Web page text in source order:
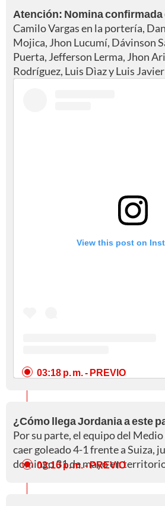
Atención: Nomina
Camilo Vargas en la portería,
Mojica, Jhon Lucumí, Dávinson
Puerta, Jefferson Lerma, Jhon
Rodríguez, Luis Dìaz y Luis
View this post on
03:18 p. m.- PREVIO
¿Cómo llega Jordania a este
Por su parte, el equipo del
caer goleado 4-1 frente a Suiza,
domingo 31 de mayo en
03:16 p. m.- PREVIO